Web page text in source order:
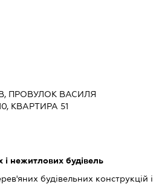
ПРОВУЛОК ВАСИЛЯ
КВАРТИРА 51
нежитлових будівель
будівельних конструкцій і